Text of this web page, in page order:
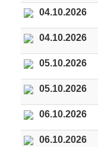
04.10.2026
04.10.2026
05.10.2026
05.10.2026
06.10.2026
06.10.2026